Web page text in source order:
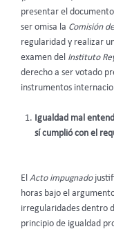
presentar el
ser omisa la Comisión
regularidad y realizar
examen del Instituto
derecho a ser votado
instrumentos
Igualdad mal
sí cumplió con el
El Acto impugnado
horas bajo el
irregularidades dentro
principio de igualdad